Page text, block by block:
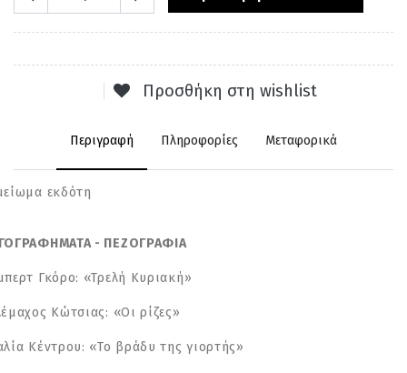
Προσθήκη στη wishlist
Περιγραφή Πληροφορίες Μεταφορικά
εκδότη
- ΠΕΖΟΓΡΑΦΙΑ
Γκόρο: «Τρελή Κυριακή»
Κώτσιας: «Οι ρίζες»
Κέντρου: «Το βράδυ της γιορτής»